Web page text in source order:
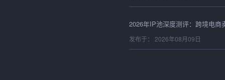
发布于： 2026年08月09日